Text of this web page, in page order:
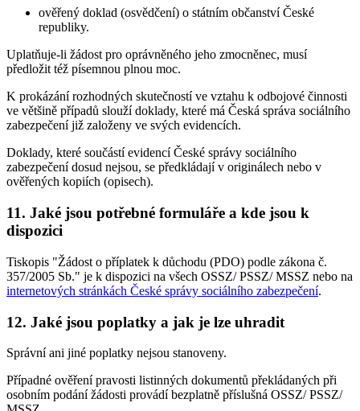
ověřený doklad (osvědčení) o státním občanství České
republiky.
Uplatňuje-li žádost pro oprávněného jeho zmocněnec, musí
předložit též písemnou plnou moc.
K prokázání rozhodných skutečností ve vztahu k odbojové činnosti
ve většině případů slouží doklady, které má Česká správa sociálního
zabezpečení již založeny ve svých evidencích.
Doklady, které součástí evidencí České správy sociálního
zabezpečení dosud nejsou, se předkládají v originálech nebo v
ověřených kopiích (opisech).
11. Jaké jsou potřebné formuláře a kde jsou k
dispozici
Tiskopis "Žádost o příplatek k důchodu (PDO) podle zákona č.
357/2005 Sb." je k dispozici na všech OSSZ/ PSSZ/ MSSZ nebo na
internetových stránkách České správy sociálního zabezpečení.
12. Jaké jsou poplatky a jak je lze uhradit
Správní ani jiné poplatky nejsou stanoveny.
Případné ověření pravosti listinných dokumentů překládaných při
osobním podání žádosti provádí bezplatně příslušná OSSZ/ PSSZ/